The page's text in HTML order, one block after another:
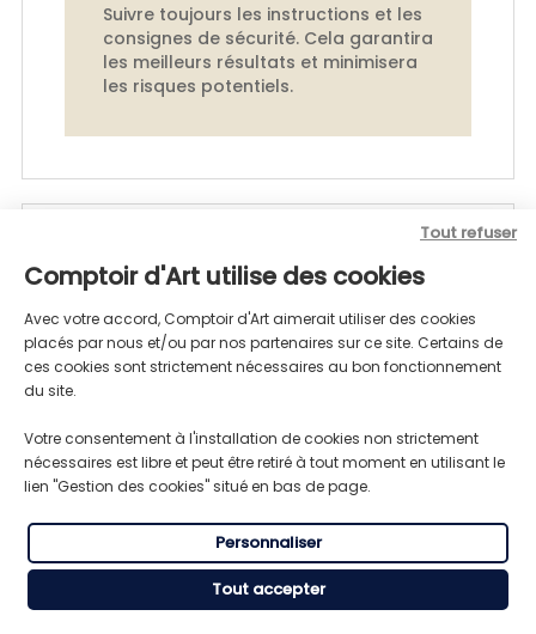
Comptoir d'Art utilise des cookies
Avec votre accord, Comptoir d'Art aimerait utiliser des cookies
placés par nous et/ou par nos partenaires sur ce site. Certains de
ces cookies sont strictement nécessaires au bon fonctionnement
du site.
Votre consentement à l'installation de cookies non strictement
nécessaires est libre et peut être retiré à tout moment en utilisant le
lien "Gestion des cookies" situé en bas de page.
Tout accepter
Tout refuser
Personnaliser
Suivre toujours les instructions et les
consignes de sécurité. Cela garantira
les meilleurs résultats et minimisera
les risques potentiels.
Produits associés
Brunisseur Métaux
Ferreux - 0804